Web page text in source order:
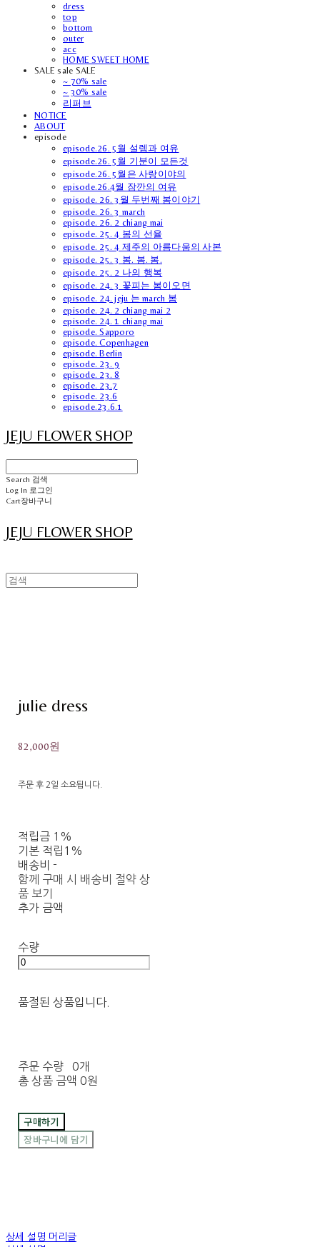
dress
top
bottom
outer
acc
HOME SWEET HOME
SALE sale SALE
~ 70% sale
~ 30% sale
리퍼브
NOTICE
ABOUT
episode
episode.26. 5월 설렘과 여유
episode.26. 5월 기분이 모든것
episode.26. 5월은 사랑이야의
episode.26.4월 잠깐의 여유
episode. 26. 3월 두번째 봄이야기
episode. 26. 3 march
episode. 26. 2 chiang mai
episode. 25. 4 봄의 선율
episode. 25. 4 제주의 아름다움의 사본
episode. 25. 3 봄. 봄. 봄.
episode. 25. 2 나의 행복
episode. 24. 3 꽃피는 봄이오면
episode. 24. jeju 는 march 봄
episode. 24. 2 chiang mai 2
episode. 24. 1 chiang mai
episode. Sapporo
episode. Copenhagen
episode. Berlin
episode. 23. 9
episode. 23. 8
episode. 23.7
episode. 23.6
episode.23.6.1
JEJU FLOWER SHOP
Search 검색
Log In 로그인
Cart장바구니
JEJU FLOWER SHOP
julie dress
82,000원
주문 후 2일 소요됩니다.
적립금 1%
기본 적립 1%
배송비 -
함께 구매 시 배송비 절약 상
품 보기
추가 금액
수량
품절된 상품입니다.
주문 수량
0개
총 상품 금액 0원
구매하기
장바구니에 담기
상세 설명 머리글